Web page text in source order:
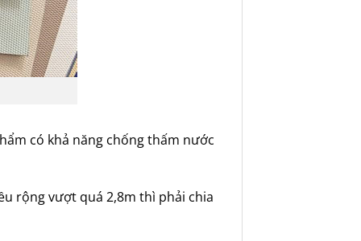
có khả năng chống thấm nước
rộng vượt quá 2,8m thì phải chia